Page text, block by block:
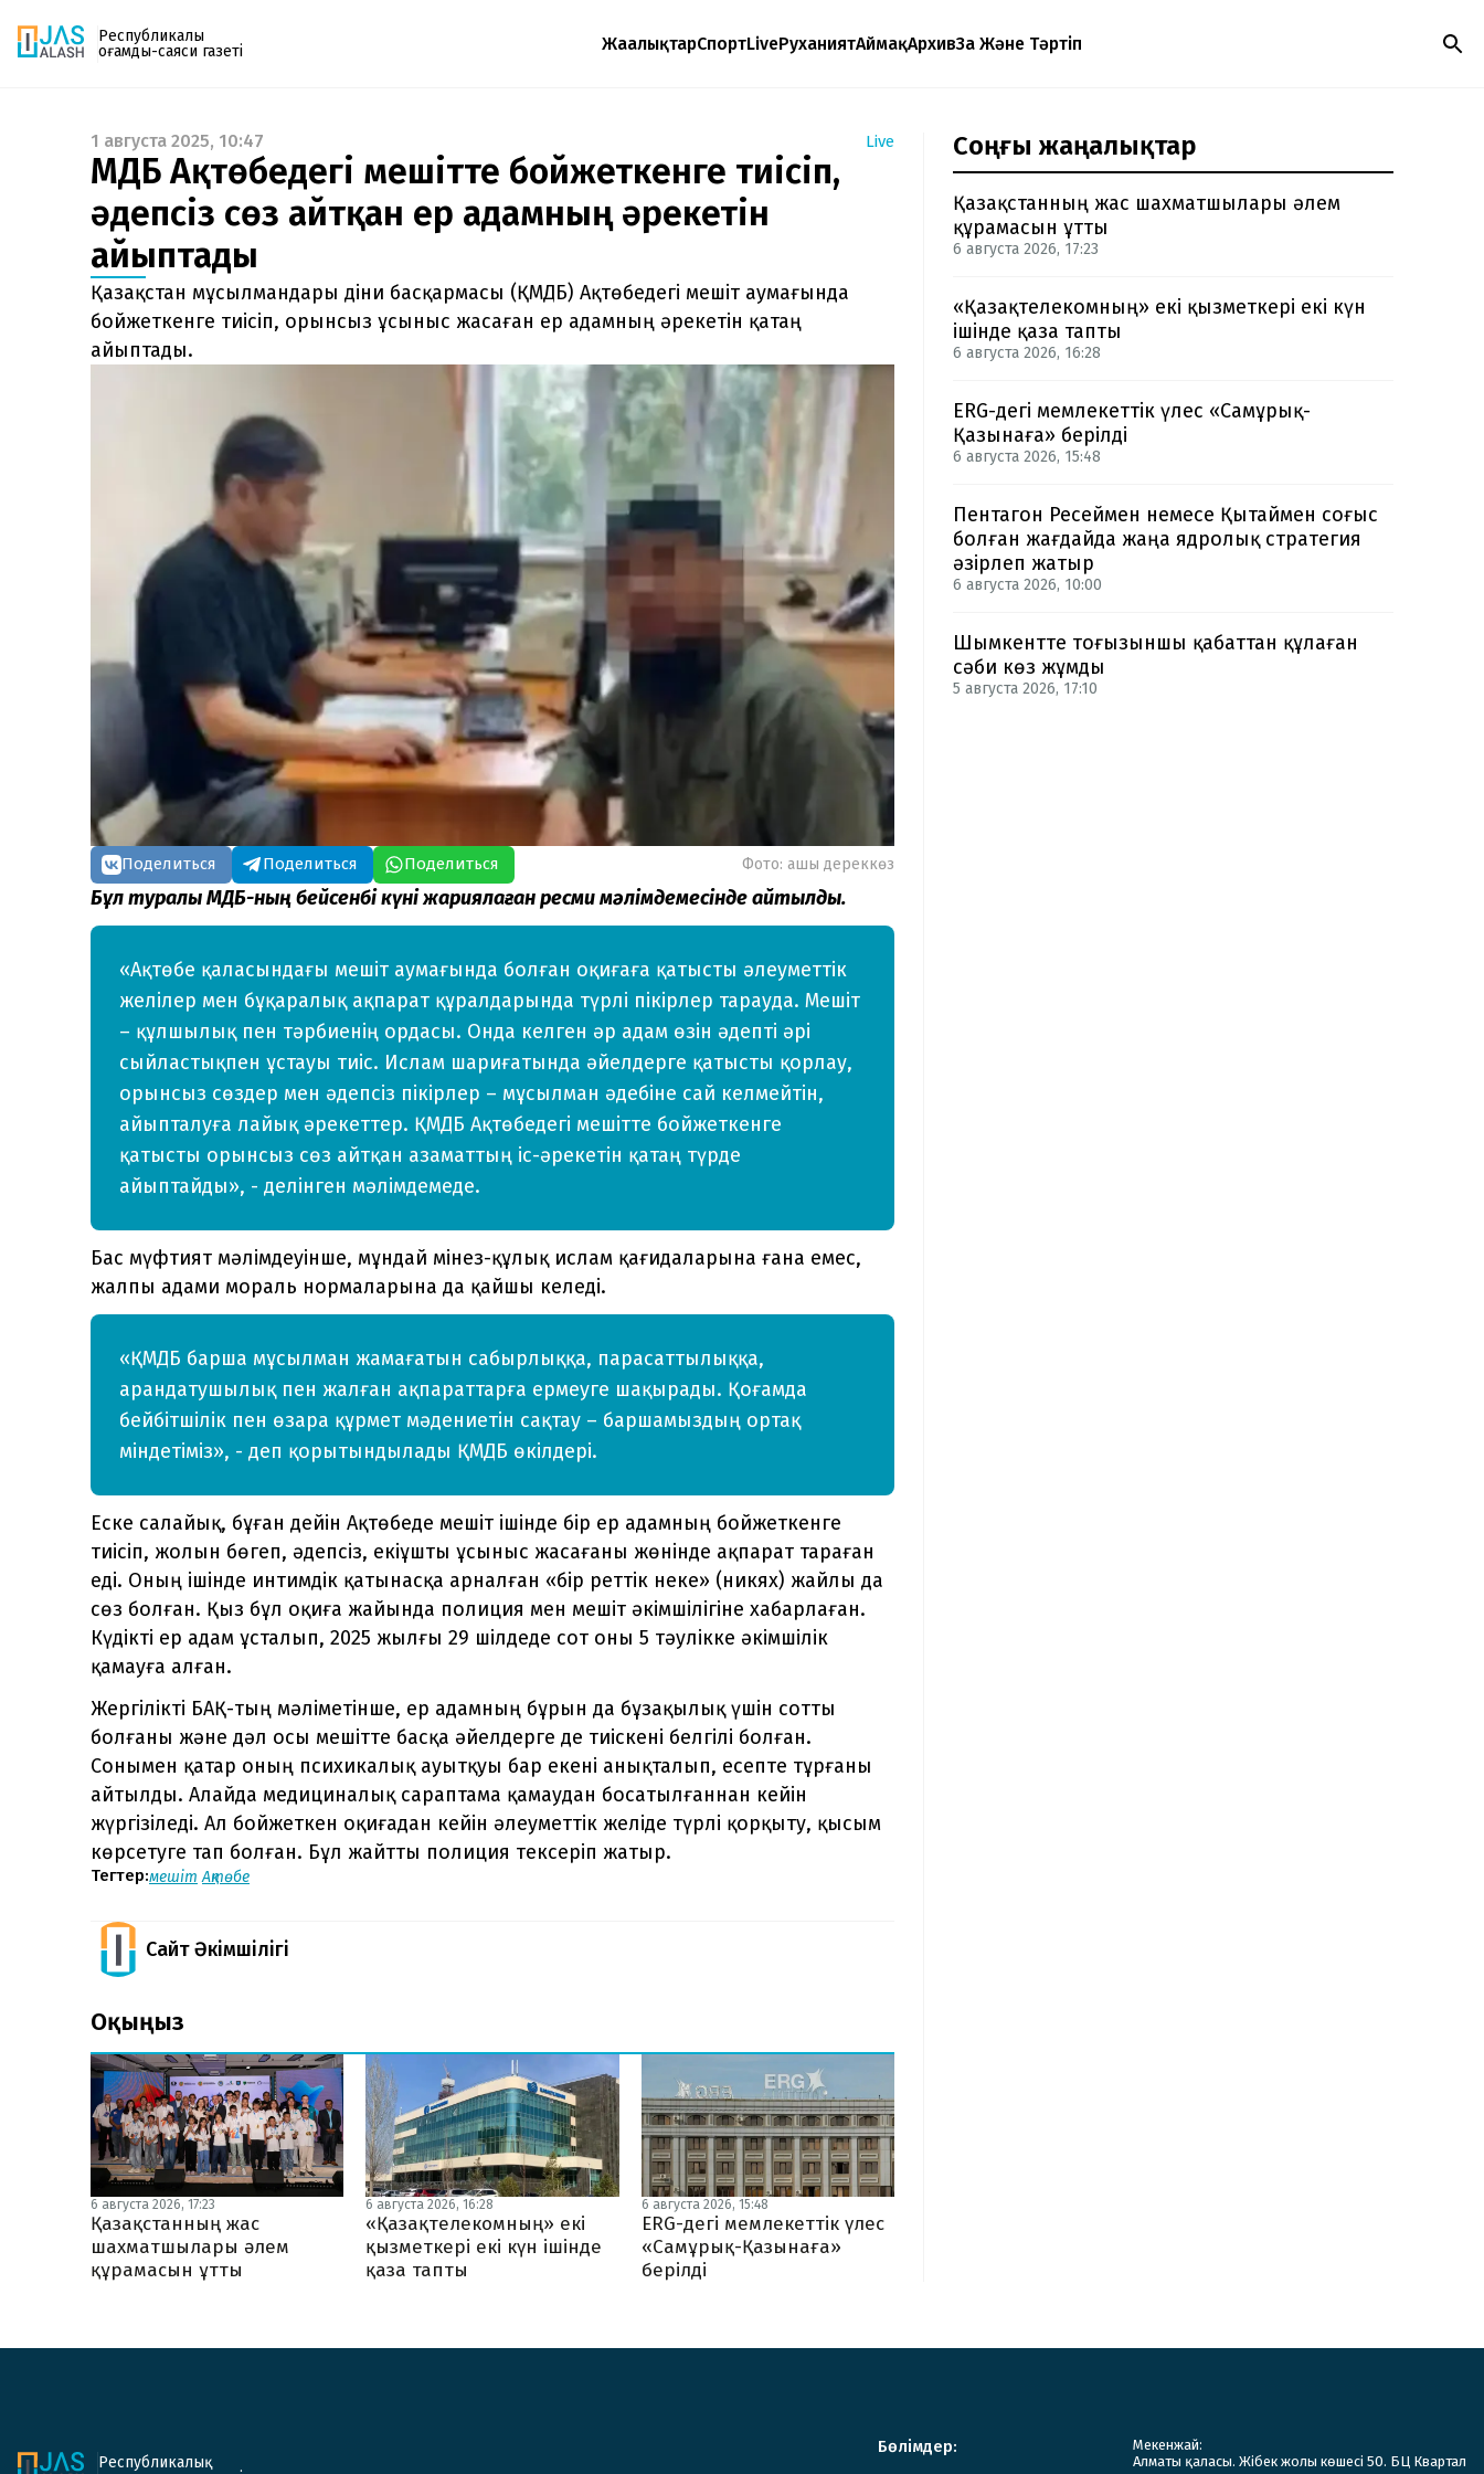
Республикалық
қоғамдық-саяси газеті
ЖаңалықтарСпортLiveРуханиятАймақАрхивЗаң Және Тәртіп
Газетке жазылу
PDF форматтағы газетті ай сайын электронды
поштаңызға алып отырыңыз. Жаңа нөмір
шыққан сәтте сізге бірден жіберіледі. Тек email
енгізіңіз, біз қалғанын өзіміз жібереміз.
1 августа 2025, 10:47 Live
ҚМДБ Ақтөбедегі мешітте бойжеткенге тиісіп,
әдепсіз сөз айтқан ер адамның әрекетін
айыптады
Қазақстан мұсылмандары діни басқармасы (ҚМДБ) Ақтөбедегі мешіт аумағында
бойжеткенге тиісіп, орынсыз ұсыныс жасаған ер адамның әрекетін қатаң
айыптады.
Поделиться Поделиться Поделиться Фото: ашық дереккөз
Бұл туралы ҚМДБ-ның бейсенбі күні жариялаған ресми мәлімдемесінде айтылды.
«Ақтөбе қаласындағы мешіт аумағында болған оқиғаға қатысты әлеуметтік
желілер мен бұқаралық ақпарат құралдарында түрлі пікірлер тарауда. Мешіт
– құлшылық пен тәрбиенің ордасы. Онда келген әр адам өзін әдепті әрі
сыйластықпен ұстауы тиіс. Ислам шариғатында әйелдерге қатысты қорлау,
орынсыз сөздер мен әдепсіз пікірлер – мұсылман әдебіне сай келмейтін,
айыпталуға лайық әрекеттер. ҚМДБ Ақтөбедегі мешітте бойжеткенге
қатысты орынсыз сөз айтқан азаматтың іс-әрекетін қатаң түрде
айыптайды», - делінген мәлімдемеде.
Бас мүфтият мәлімдеуінше, мұндай мінез-құлық ислам қағидаларына ғана емес,
жалпы адами мораль нормаларына да қайшы келеді.
«ҚМДБ барша мұсылман жамағатын сабырлыққа, парасаттылыққа,
арандатушылық пен жалған ақпараттарға ермеуге шақырады. Қоғамда
бейбітшілік пен өзара құрмет мәдениетін сақтау – баршамыздың ортақ
міндетіміз», - деп қорытындылады ҚМДБ өкілдері.
Еске салайық, бұған дейін Ақтөбеде мешіт ішінде бір ер адамның бойжеткенге
тиісіп, жолын бөгеп, әдепсіз, екіұшты ұсыныс жасағаны жөнінде ақпарат тараған
еді. Оның ішінде интимдік қатынасқа арналған «бір реттік неке» (никях) жайлы да
сөз болған. Қыз бұл оқиға жайында полиция мен мешіт әкімшілігіне хабарлаған.
Күдікті ер адам ұсталып, 2025 жылғы 29 шілдеде сот оны 5 тәулікке әкімшілік
қамауға алған.
Жергілікті БАҚ-тың мәліметінше, ер адамның бұрын да бұзақылық үшін сотты
болғаны және дәл осы мешітте басқа әйелдерге де тиіскені белгілі болған.
Сонымен қатар оның психикалық ауытқуы бар екені анықталып, есепте тұрғаны
айтылды. Алайда медициналық сараптама қамаудан босатылғаннан кейін
жүргізіледі. Ал бойжеткен оқиғадан кейін әлеуметтік желіде түрлі қорқыту, қысым
көрсетуге тап болған. Бұл жайтты полиция тексеріп жатыр.
Тегтер:мешіт Ақтөбе
Сайт Әкімшілігі
Оқыңыз
6 августа 2026, 17:23
Қазақстанның жас
шахматшылары әлем
құрамасын ұтты
6 августа 2026, 16:28
«Қазақтелекомның» екі
қызметкері екі күн ішінде
қаза тапты
6 августа 2026, 15:48
ERG-дегі мемлекеттік үлес
«Самұрық-Қазынаға»
берілді
Соңғы жаңалықтар
Қазақстанның жас шахматшылары әлем
құрамасын ұтты
6 августа 2026, 17:23
«Қазақтелекомның» екі қызметкері екі күн
ішінде қаза тапты
6 августа 2026, 16:28
ERG-дегі мемлекеттік үлес «Самұрық-
Қазынаға» берілді
6 августа 2026, 15:48
Пентагон Ресеймен немесе Қытаймен соғыс
болған жағдайда жаңа ядролық стратегия
әзірлеп жатыр
6 августа 2026, 10:00
Шымкентте тоғызыншы қабаттан құлаған
сәби көз жұмды
5 августа 2026, 17:10
Республикалық
Бөлімдер:
Мекенжай:
Алматы қаласы. Жібек жолы көшесі 50. БЦ Квартал